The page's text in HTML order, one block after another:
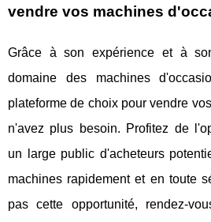
vendre vos machines
Grâce à son expérience et à
domaine des machines
plateforme de choix pour vendre
n'avez plus besoin. Profitez de
un large public d'acheteurs
machines rapidement et en toute
pas cette opportunité, rendez-